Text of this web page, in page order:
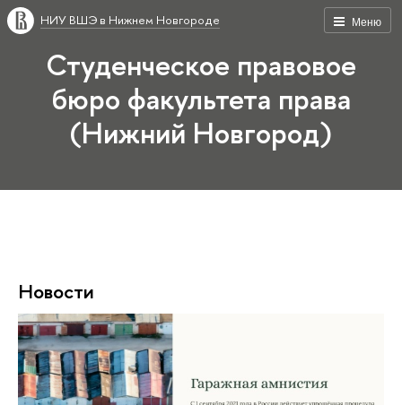
Меню
НИУ ВШЭ в Нижнем Новгороде
Студенческое правовое
бюро факультета права
(Нижний Новгород)
Новости